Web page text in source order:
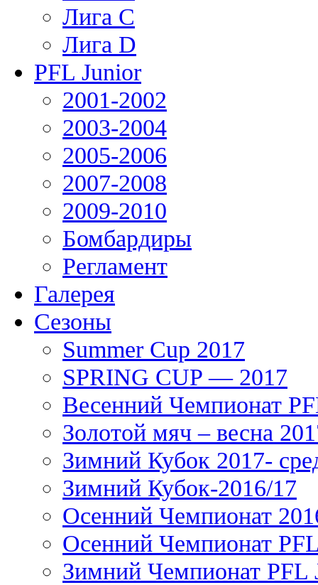
Лига С
Лига D
PFL Junior
2001-2002
2003-2004
2005-2006
2007-2008
2009-2010
Бомбардиры
Регламент
Галерея
Сезоны
Summer Cup 2017
SPRING CUP — 2017
Весенний Чемпионат
Золотой мяч – весна
Зимний Кубок 2017-
Зимний Кубок-2016/17
Осенний Чемпионат
Осенний Чемпионат
Зимний Чемпионат PFL